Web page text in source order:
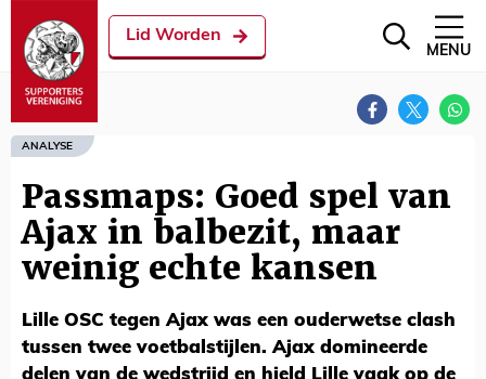
Lid Worden
MENU
ANALYSE
Passmaps: Goed spel van
Ajax in balbezit, maar
weinig echte kansen
Lille OSC tegen Ajax was een ouderwetse clash
tussen twee voetbalstijlen. Ajax domineerde
delen van de wedstrijd en hield Lille vaak op de